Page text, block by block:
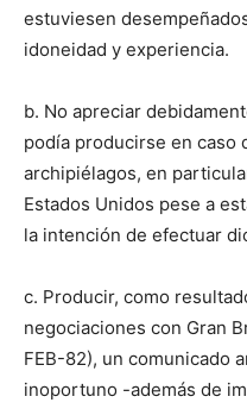
estuviesen
idoneidad y experiencia.
b. No apreciar
podía producirse en caso
archipiélagos, en
Estados Unidos pese a
la intención de efectuar
c. Producir, como
negociaciones con Gran
FEB-82), un comunicado
inoportuno -además de